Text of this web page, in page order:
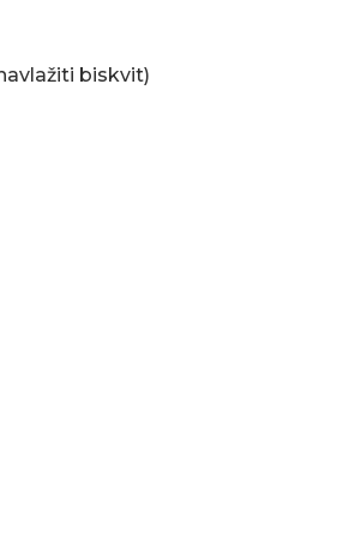
biskvit)